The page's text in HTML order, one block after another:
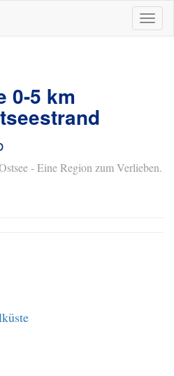
ein-/
0-5 km
- Eine Region zum Verlieben.